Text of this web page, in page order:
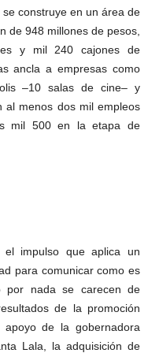
construye en un área de
de 948 millones de pesos,
y mil 240 cajones de
ancla a empresas como
–10 salas de cine– y
al menos dos mil empleos
mil 500 en la etapa de
impulso que aplica un
para comunicar como es
por nada se carecen de
de la promoción
de la gobernadora
Lala, la adquisición de